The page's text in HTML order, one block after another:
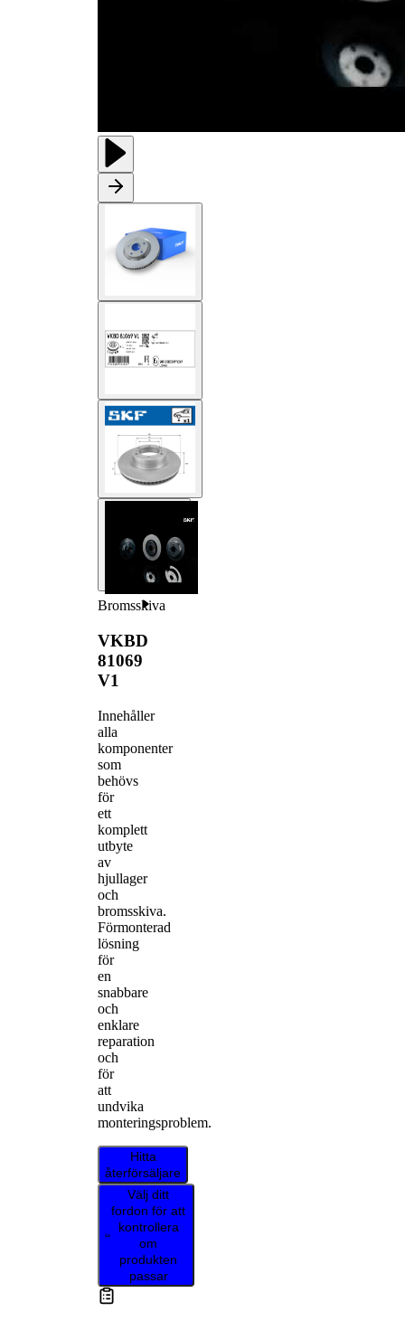
Bromsskiva
VKBD
81069
V1
Innehåller
alla
komponenter
som
behövs
för
ett
komplett
utbyte
av
hjullager
och
bromsskiva.
Förmonterad
lösning
för
en
snabbare
och
enklare
reparation
och
för
att
undvika
monteringsproblem.
Hitta
återförsäljare
Välj ditt
fordon för att
kontrollera
om
produkten
passar